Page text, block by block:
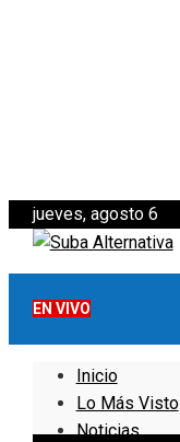
jueves, agosto 6
EN VIVO
Inicio
Lo Más Visto
Noticias